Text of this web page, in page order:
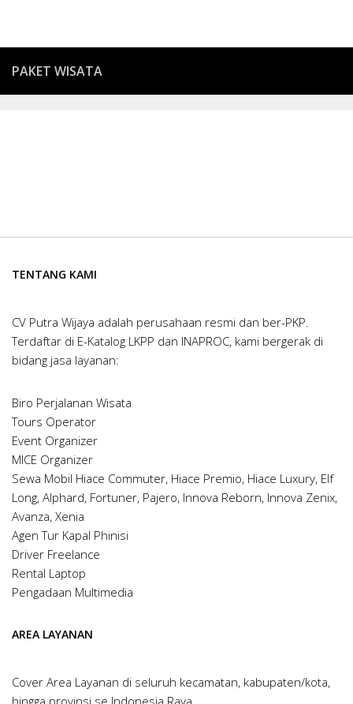
PAKET WISATA
TENTANG KAMI
CV Putra Wijaya adalah perusahaan resmi dan ber-PKP.
Terdaftar di E-Katalog LKPP dan INAPROC, kami bergerak di
bidang jasa layanan:
Biro Perjalanan Wisata
Tours Operator
Event Organizer
MICE Organizer
Sewa Mobil Hiace Commuter, Hiace Premio, Hiace Luxury, Elf
Long, Alphard, Fortuner, Pajero, Innova Reborn, Innova Zenix,
Avanza, Xenia
Agen Tur Kapal Phinisi
Driver Freelance
Rental Laptop
Pengadaan Multimedia
AREA LAYANAN
Cover Area Layanan di seluruh kecamatan, kabupaten/kota,
hingga provinsi se Indonesia Raya.